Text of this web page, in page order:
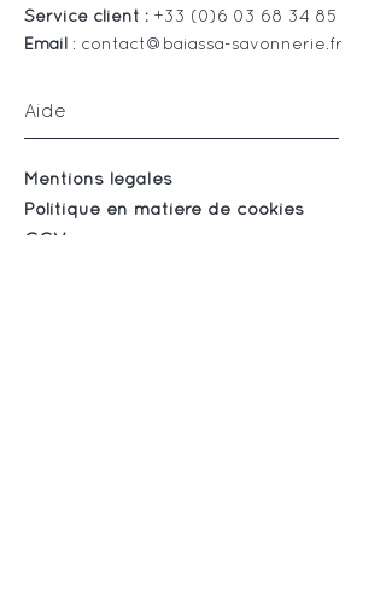
Service client : +33 (0)6 03 68 34 85
Email : contact@baiassa-savonnerie.fr
Aide
Mentions légales
Politique en matière de cookies
CGV